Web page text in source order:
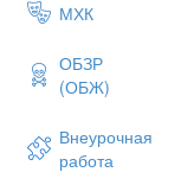
МХК
ОБЗР
(ОБЖ)
Внеурочная
работа